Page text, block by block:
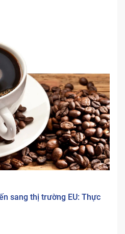
sang thị trường EU: Thực